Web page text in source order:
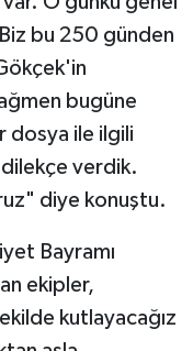
bu 250 günden
bugüne
dosya ile ilgili
dilekçe verdik.
diye konuştu.
Bayramı
ekipler,
kutlayacağız